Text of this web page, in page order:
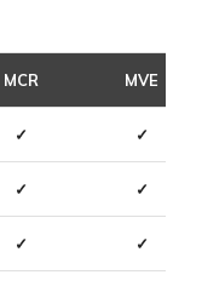
MCR MVE
✓ ✓
✓ ✓
✓ ✓